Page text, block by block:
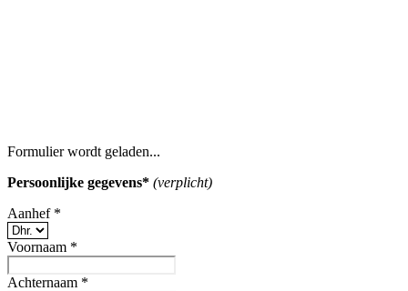
Formulier wordt geladen...
Persoonlijke gegevens* (verplicht)
Aanhef *
Voornaam *
Achternaam *